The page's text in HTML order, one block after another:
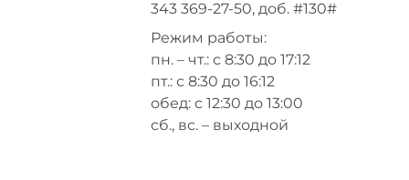
343 369-27-50, доб. #130#
Режим работы:
пн. – чт.: с 8:30 до 17:12
пт.: с 8:30 до 16:12
обед: с 12:30 до 13:00
сб., вс. – выходной